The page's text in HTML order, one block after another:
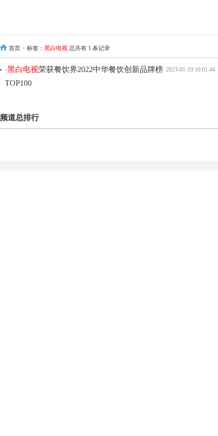
首页 > 标签： 黑白电视 总共有 1 条记录
2023-01-19 10:01:44
·黑白电视荣获餐饮界2022中华餐饮创新品牌榜
TOP100
频道总排行